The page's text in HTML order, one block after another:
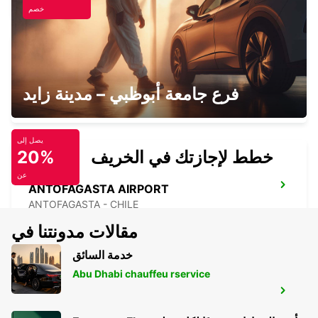
CALAMA AIRPORT
CALAMA - CHILE
ANTOFAGASTA AIRPORT
ANTOFAGASTA - CHILE
ANTOFAGASTA BRANCH
ANTOFAGASTA - CHILE
خصم
فرع جامعة أبوظبي – مدينة زايد
يصل إلى
20%
عن
خطط لإجازتك في الخريف
مقالات مدونتنا في
خدمة السائق
Abu Dhabi chauffeu rservice